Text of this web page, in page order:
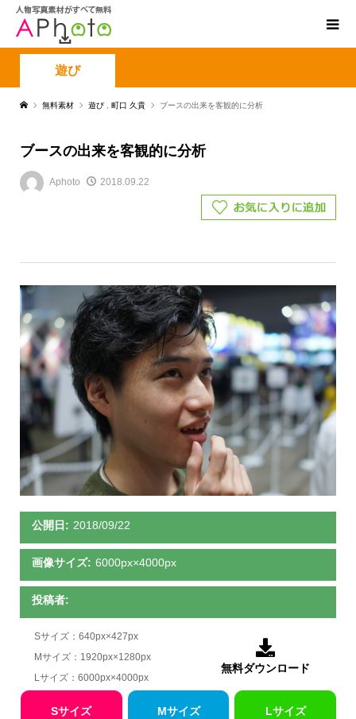
遊び
無料素材 遊び 町口 久貴 ブースの出来を客観的に分析
ブースの出来を客観的に分析
Aphoto 2018.09.22
公開日: 2018/09/22
画像サイズ: 6000px×4000px
投稿者:
Sサイズ：640px×427px
Mサイズ：1920px×1280px
Lサイズ：6000px×4000px

無料ダウンロード
Sサイズ Mサイズ Lサイズ